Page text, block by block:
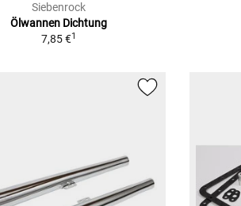
Siebenrock
Ölwannen Dichtung
7,85 €1